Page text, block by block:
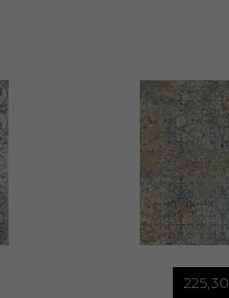
,Zewnątrz
225, 30